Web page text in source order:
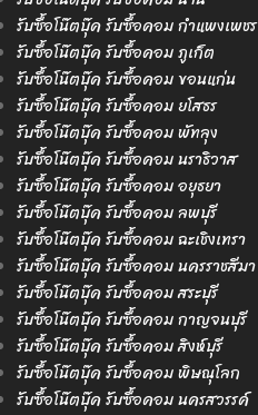
รับซื้อโน๊ตบุ๊ค รับซื้อคอม กำแพงเพชร
รับซื้อโน๊ตบุ๊ค รับซื้อคอม ภูเก็ต
รับซื้อโน๊ตบุ๊ค รับซื้อคอม ขอนแก่น
รับซื้อโน๊ตบุ๊ค รับซื้อคอม ยโสธร
รับซื้อโน๊ตบุ๊ค รับซื้อคอม พัทลุง
รับซื้อโน๊ตบุ๊ค รับซื้อคอม นราธิวาส
รับซื้อโน๊ตบุ๊ค รับซื้อคอม อยุธยา
รับซื้อโน๊ตบุ๊ค รับซื้อคอม ลพบุรี
รับซื้อโน๊ตบุ๊ค รับซื้อคอม ฉะเชิงเทรา
รับซื้อโน๊ตบุ๊ค รับซื้อคอม นครราชสีมา
รับซื้อโน๊ตบุ๊ค รับซื้อคอม สระบุรี
รับซื้อโน๊ตบุ๊ค รับซื้อคอม กาญจนบุรี
รับซื้อโน๊ตบุ๊ค รับซื้อคอม สิงห์บุรี
รับซื้อโน๊ตบุ๊ค รับซื้อคอม พิษณุโลก
รับซื้อโน๊ตบุ๊ค รับซื้อคอม นครสวรรค์